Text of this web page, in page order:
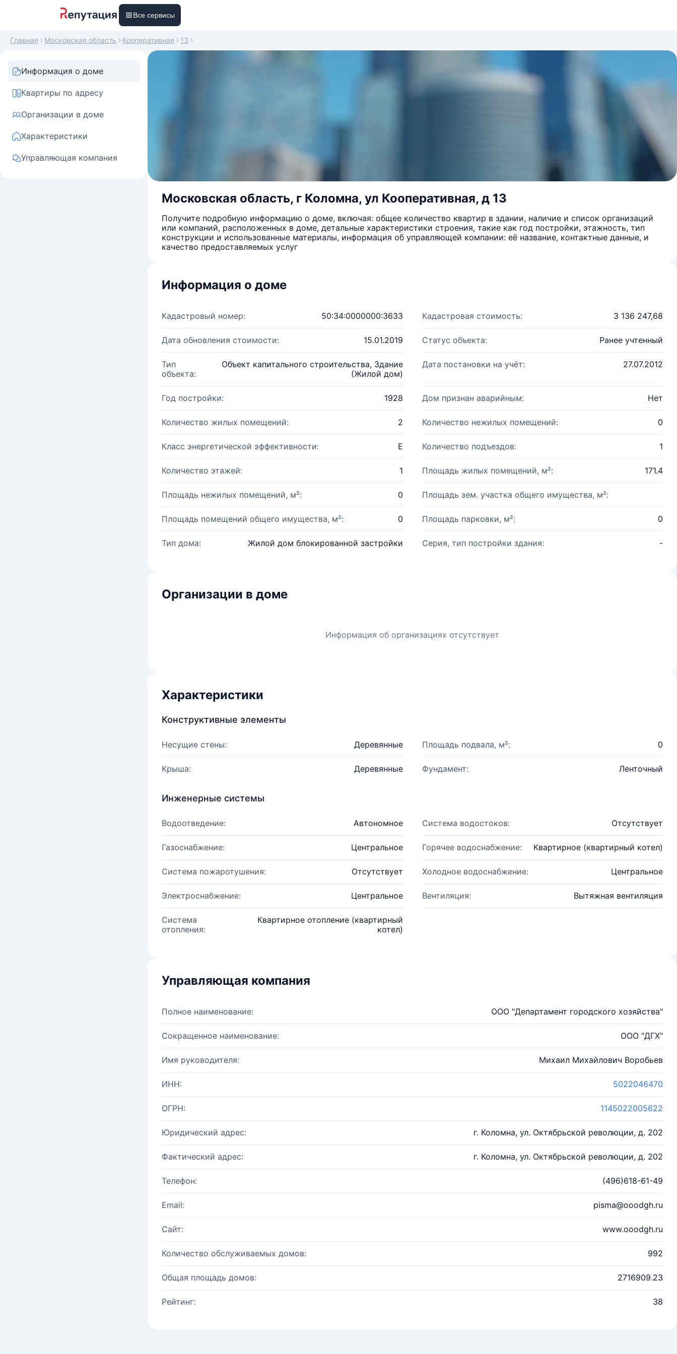
Все сервисы
Главная Московская область Кооперативная 13
Информация о доме
Квартиры по адресу
Организации в доме
Характеристики
Управляющая компания
Московская область, г Коломна, ул Кооперативная, д 13
Получите подробную информацию о доме, включая: общее количество квартир в здании, наличие и список организаций
или компаний, расположенных в доме, детальные характеристики строения, такие как год постройки, этажность, тип
конструкции и использованные материалы, информация об управляющей компании: её название, контактные данные, и
качество предоставляемых услуг
Информация о доме
Кадастровый номер: 50:34:0000000:3633 Кадастровая стоимость: 3 136 247,68
Дата обновления стоимости: 15.01.2019 Статус объекта: Ранее учтенный
Тип
объекта:
Объект капитального строительства, Здание
(Жилой дом)
Дата постановки на учёт: 27.07.2012
Год постройки: 1928 Дом признан аварийным: Нет
Количество жилых помещений: 2 Количество нежилых помещений: 0
Класс энергетической эффективности: E Количество подъездов: 1
Количество этажей: 1 Площадь жилых помещений, м²: 171.4
Площадь нежилых помещений, м²: 0 Площадь зем. участка общего имущества, м²:
Площадь помещений общего имущества, м²: 0 Площадь парковки, м²: 0
Тип дома: Жилой дом блокированной застройки Серия, тип постройки здания: -
Организации в доме
Информация об организациях отсутствует
Характеристики
Конструктивные элементы
Несущие стены: Деревянные Площадь подвала, м²: 0
Крыша: Деревянные Фундамент: Ленточный
Инженерные системы
Водоотведение: Автономное Система водостоков: Отсутствует
Газоснабжение: Центральное Горячее водоснабжение: Квартирное (квартирный котел)
Система пожаротушения: Отсутствует Холодное водоснабжение: Центральное
Электроснабжение: Центральное Вентиляция: Вытяжная вентиляция
Система
отопления:
Квартирное отопление (квартирный
котел)
Управляющая компания
Полное наименование: ООО "Департамент городского хозяйства"
Сокращенное наименование: ООО "ДГХ"
Имя руководителя: Михаил Михайлович Воробьев
ИНН: 5022046470
ОГРН: 1145022005622
Юридический адрес: г. Коломна, ул. Октябрьской революции, д. 202
Фактический адрес: г. Коломна, ул. Октябрьской революции, д. 202
Телефон: (496)618-61-49
Email: pisma@ooodgh.ru
Сайт: www.ooodgh.ru
Количество обслуживаемых домов: 992
Общая площадь домов: 2716909.23
Рейтинг: 38